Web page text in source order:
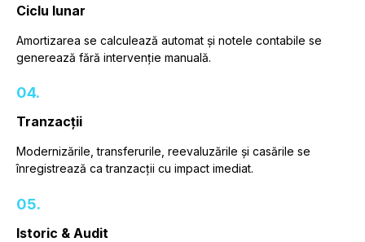
Ciclu lunar
Amortizarea se calculează automat și notele contabile se
generează fără intervenție manuală.
04.
Tranzacții
Modernizările, transferurile, reevaluzările și casările se
înregistrează ca tranzacții cu impact imediat.
05.
Istoric & Audit